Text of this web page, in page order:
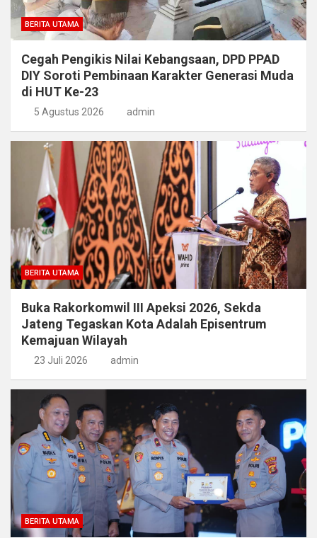
BERITA UTAMA
Cegah Pengikis Nilai Kebangsaan, DPD PPAD
DIY Soroti Pembinaan Karakter Generasi Muda
di HUT Ke-23
5 Agustus 2026 admin
BERITA UTAMA
Buka Rakorkomwil III Apeksi 2026, Sekda
Jateng Tegaskan Kota Adalah Episentrum
Kemajuan Wilayah
23 Juli 2026 admin
BERITA UTAMA